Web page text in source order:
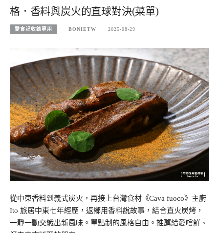
格．香料與炭火的直球對決(菜單)
愛食記收錄專用 BONIETW 2025-08-29
從中東香料到義式炭火，再接上台灣食材《Cava fuoco》主廚
Ito 旅居中東七年經歷，返鄉用香料說故事，結合直火炭烤，
一靜一動交織出新風味。單點制的風格自由。推薦給愛嚐鮮、